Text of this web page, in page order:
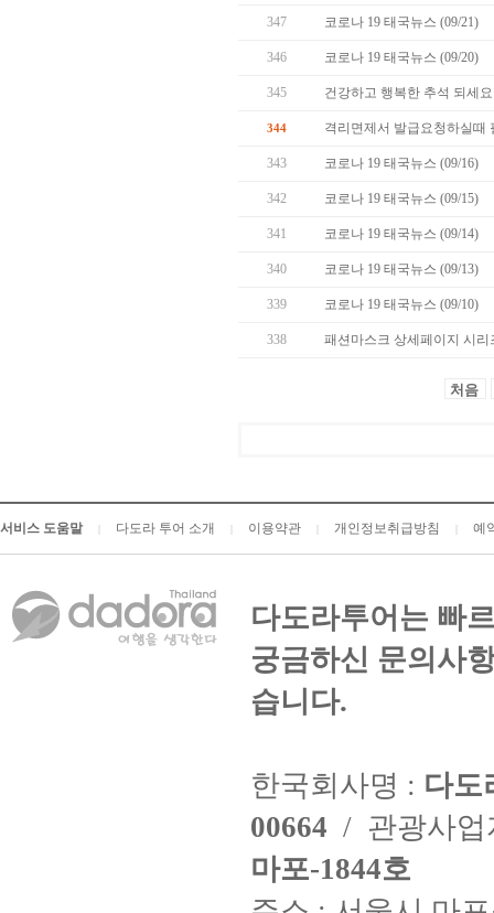
347 코로나 19 태국뉴스 (09/21)
346 코로나 19 태국뉴스 (09/20)
345 건강하고 행복한 추석 되세
344 격리면제서 발급요청하실때
343 코로나 19 태국뉴스 (09/16)
342 코로나 19 태국뉴스 (09/15)
341 코로나 19 태국뉴스 (09/14)
340 코로나 19 태국뉴스 (09/13)
339 코로나 19 태국뉴스 (09/10)
338 패션마스크 상세페이지 시리
처음
서비스 도움말 다도라 투어 소개 이용약관 개인정보취급방침 예
다도라투어는 빠
궁금하신 문의사
습니다.
한국회사명 : 다도
00664 / 관광사
마포-1844호